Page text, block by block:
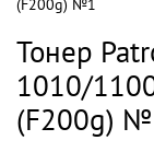
(F200g) №1
Тонер
1010/
(F200g)